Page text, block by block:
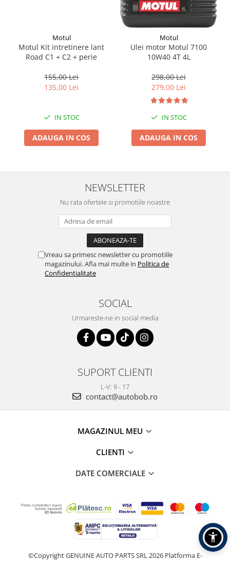
Motul
Motul Kit intretinere lant
Road C1 + C2 + perie
155,00 Lei
135,00 Lei
IN STOC
ADAUGA IN COS
Motul
Ulei motor Motul 7100
10W40 4T 4L
298,00 Lei
279,00 Lei
IN STOC
ADAUGA IN COS
NEWSLETTER
Nu rata ofertele si promotiile noastre
Vreau sa primesc newsletter cu promotiile
magazinului. Afla mai multe in Politica de
Confidentialitate
SOCIAL
Urmareste-ne in social media
SUPORT CLIENTI
L-V: 9 - 17
contact@autobob.ro
MAGAZINUL MEU
CLIENTI
DATE COMERCIALE
©Copyright GENUINE AUTO PARTS SRL 2026 Platforma E-